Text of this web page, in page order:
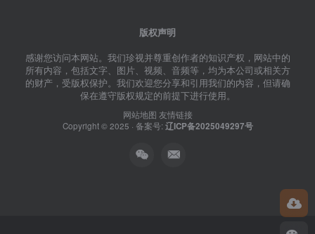
版权声明
感谢您访问本网站。我们珍视并尊重创作者的知识产权，网站中的
所有内容，包括文字、图片、视频、音频等，均为本公司或相关方
的财产，受版权保护。我们欢迎您分享和引用我们的内容，但请确
保在遵守版权规定的前提下进行使用。
网站地图 友情链接
Copyright © 2025 · 备案号: 辽ICP备2025049297号